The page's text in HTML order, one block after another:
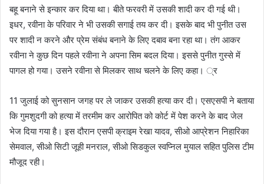
बहू बनाने से इन्कार कर दिया था। बीते फरवरी में उसकी शादी कर दी गई थी।
इधर, रवीना के परिवार ने भी उसकी सगाई तय कर दी। इसके बाद भी पुनीत उस
पर शादी न करने और प्रेम संबंध बनाने के लिए दबाव बना रहा था। तंग आकर
रवीना ने कुछ दिन पहले रवीना ने अपना सिम बदल दिया। इससे पुनीत गुस्से में
पागल हो गया। उसने रवीना से मिलकर साथ चलने के लिए कहा। ्र
11 जुलाई को सुनसान जगह पर ले जाकर उसकी हत्या कर दी। एसएसपी ने बताया
कि गुमशुदगी को हत्या में तरमीम कर आरोपित को कोर्ट में पेश करने के बाद जेल
भेज दिया गया है। इस दौरान एसपी क्राइम रेखा यादव, सीओ आप्रेशन निहारिका
सेमवाल, सीओ सिटी जूही मनराल, सीओ सिडकुल स्वप्निल मुयाल सहित पुलिस टीम
मौजूद रही।